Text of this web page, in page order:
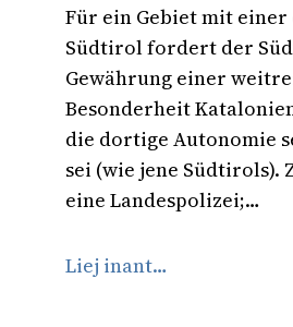
Für ein Gebiet mit
Südtirol fordert der
Gewährung einer
Besonderheit
die dortige Autonomie
sei (wie jene Südtirols).
eine Landespolizei;…
Liej inant…